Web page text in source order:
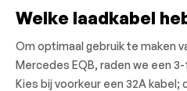
Welke laadkabel
Om optimaal gebruik te maken
Mercedes EQB, raden we een
Kies bij voorkeur een 32A kabel;